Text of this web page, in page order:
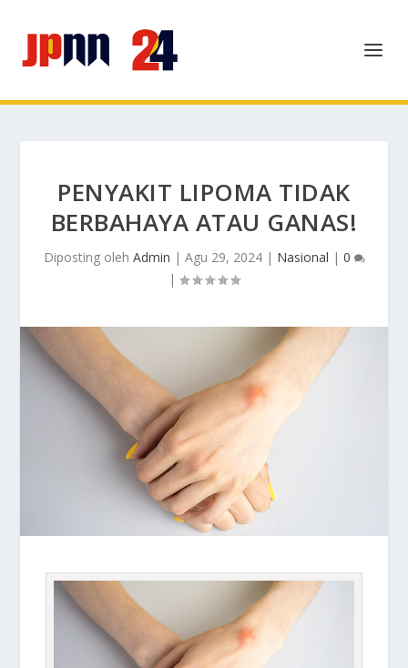
PENYAKIT LIPOMA TIDAK
BERBAHAYA ATAU GANAS!
Diposting oleh Admin | Agu 29, 2024| Nasional | 0
|